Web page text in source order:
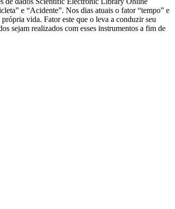
e “Acidente”. Nos dias atuais o fator “tempo” e
vida. Fator este que o leva a conduzir seu
sejam realizados com esses instrumentos a fim de